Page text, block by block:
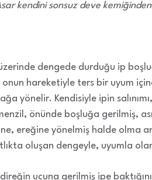
kendini sonsuz deve
dengede durduğu ip
hareketiyle ters bir uyum
yönelir. Kendisiyle ipin
önünde boşluğa gerilmiş,
ereğine yönelmiş halde olma
oluşan dengeyle, uyumla
ucuna gerilmiş ipe